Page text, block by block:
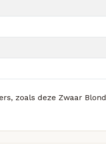
zoals deze Zwaar Blond